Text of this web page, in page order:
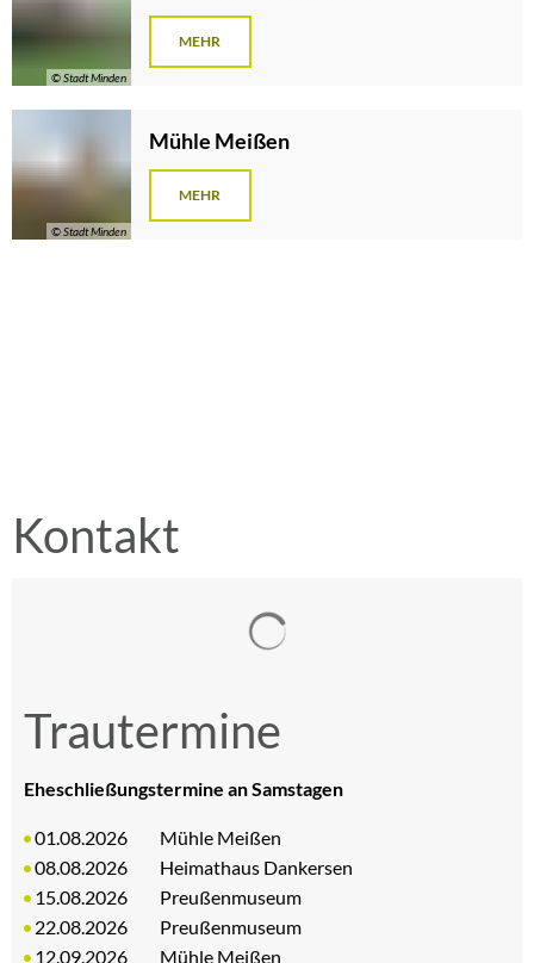
© Stadt Minden
MEHR
© Stadt Minden
Mühle Meißen
MEHR
Kontakt
Trautermine
Eheschließungstermine an Samstagen
01.08.2026 Mühle Meißen
08.08.2026 Heimathaus Dankersen
15.08.2026 Preußenmuseum
22.08.2026 Preußenmuseum
12.09.2026 Mühle Meißen